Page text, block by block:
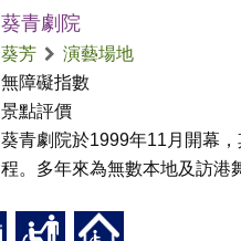
葵青劇院
葵芳
演藝場地
無障礙指數
景點評價
葵青劇院於1999年11月開幕
程。多年來為無數本地及訪港